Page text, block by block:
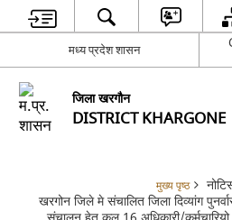
मध्य प्रदेश शासन
जिला खरगौन
DISTRICT KHARGONE
मुख्य पृष्ठ
खरगोन जिले मे संचालित जिला दिव्यांग